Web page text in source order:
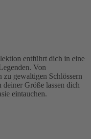
entführt dich in eine
Von
zu gewaltigen Schlössern
Größe lassen dich
eintauchen.